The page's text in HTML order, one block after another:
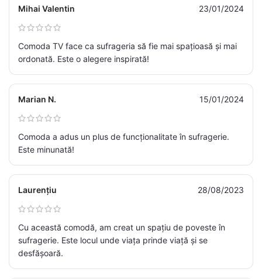
Mihai Valentin 23/01/2024
Comoda TV face ca sufrageria să fie mai spațioasă și mai
ordonată. Este o alegere inspirată!
Marian N. 15/01/2024
Comoda a adus un plus de funcționalitate în sufragerie.
Este minunată!
Laurențiu 28/08/2023
Cu această comodă, am creat un spațiu de poveste în
sufragerie. Este locul unde viața prinde viață și se
desfășoară.